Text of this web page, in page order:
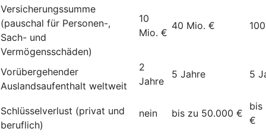
Versicherungssumme
(pauschal für Personen-,
Sach- und
Vermögensschäden)
10
Mio. €
40 Mio. €
Vorübergehender
Auslandsaufenthalt weltweit
2
Jahre
5 Jahre 5
Schlüsselverlust (privat und
beruflich)
nein bis zu 50.000 €
bis
€